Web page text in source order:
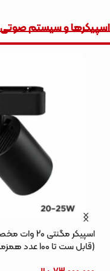
اسپیکرها و سیستم صوتی
(قابل ست تا 100 عدد همزمان)